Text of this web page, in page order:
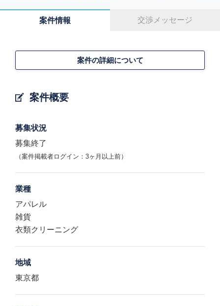
案件情報 交渉メッセージ
案件概要
案件の詳細について
募集状況
募集終了
（案件掲載者ログイン：3ヶ月以上前）
業種
アパレル
雑貨
衣類クリーニング
地域
東京都